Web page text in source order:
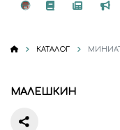
КАТАЛОГ
МАЛЕШКИН